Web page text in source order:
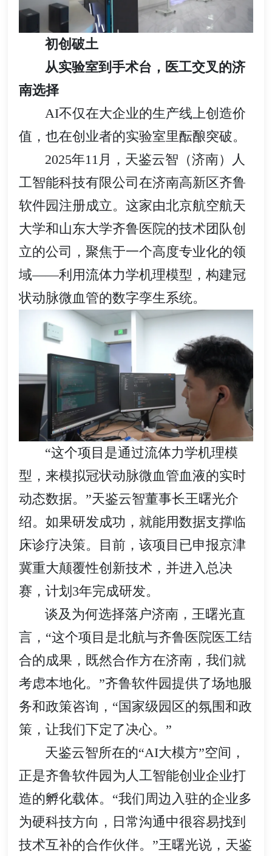
初创破土
从实验室到手术台，医工交叉的济
南选择
AI不仅在大企业的生产线上创造价
值，也在创业者的实验室里酝酿突破。
2025年11月，天鉴云智（济南）人
工智能科技有限公司在济南高新区齐鲁
软件园注册成立。这家由北京航空航天
大学和山东大学齐鲁医院的技术团队创
立的公司，聚焦于一个高度专业化的领
域——利用流体力学机理模型，构建冠
状动脉微血管的数字孪生系统。
“这个项目是通过流体力学机理模
型，来模拟冠状动脉微血管血液的实时
动态数据。”天鉴云智董事长王曙光介
绍。如果研发成功，就能用数据支撑临
床诊疗决策。目前，该项目已申报京津
冀重大颠覆性创新技术，并进入总决
赛，计划3年完成研发。
谈及为何选择落户济南，王曙光直
言，“这个项目是北航与齐鲁医院医工结
合的成果，既然合作方在济南，我们就
考虑本地化。”齐鲁软件园提供了场地服
务和政策咨询，“国家级园区的氛围和政
策，让我们下定了决心。”
天鉴云智所在的“AI大模方”空间，
正是齐鲁软件园为人工智能创业企业打
造的孵化载体。“我们周边入驻的企业多
为硬科技方向，日常沟通中很容易找到
技术互补的合作伙伴。”王曙光说，天鉴